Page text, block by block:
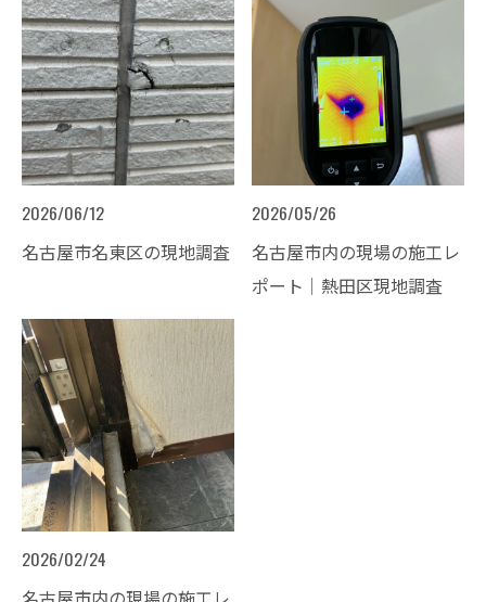
2026/06/12
名古屋市名東区の現地調査
2026/05/26
名古屋市内の現場の施工レ
ポート│熱田区現地調査
2026/02/24